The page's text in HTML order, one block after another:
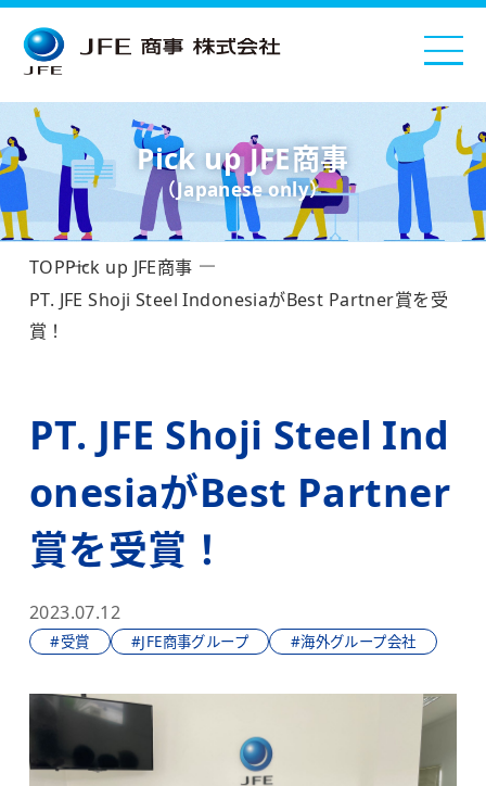
Pick up JFE商事
（Japanese only）
TOPPick up JFE商事
PT. JFE Shoji Steel IndonesiaがBest Partner賞を受
賞！
PT. JFE Shoji Steel Ind
onesiaがBest Partner
賞を受賞！
2023.07.12
#受賞 #JFE商事グループ #海外グループ会社